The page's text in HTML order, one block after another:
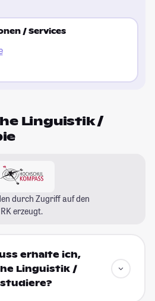
/ Services
Linguistik /
durch Zugriff auf den
erzeugt.
erhalte ich,
Linguistik /